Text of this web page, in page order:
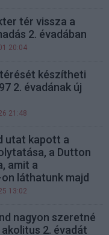
tér vissza a
2. évadában
20:04
készítheti
2. évadának új
21:48
utat kapott a
a Dutton
amit a
láthatunk majd
13:02
nagyon szeretné
2. évadát